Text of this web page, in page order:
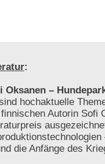
:
Oksanen –
hochaktuelle
Autorin Sofi
die Anfänge des